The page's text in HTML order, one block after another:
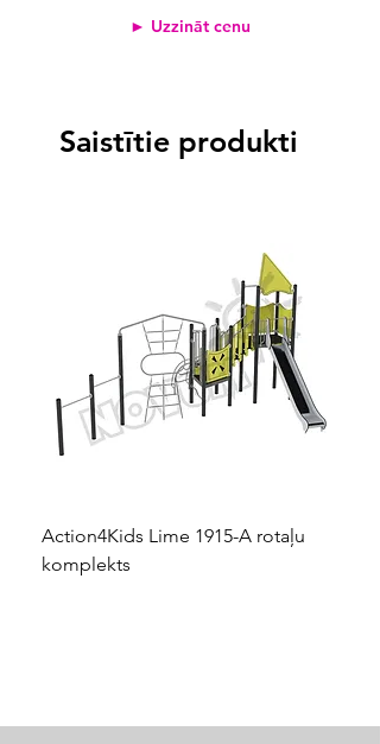
► Uzzināt cenu
Saistītie produkti
Action4Kids Lime 1915-A rotaļu
komplekts